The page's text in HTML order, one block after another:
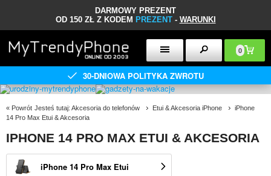
DARMOWY PREZENT
OD 150 ZŁ Z KODEM PREZENT- WARUNKI
0
30-DNIOWA POLITYKA ZWROTU
« Powrót Jesteś tutaj: Akcesoria do telefonów Etui & Akcesoria iPhone
iPhone
14 Pro Max Etui & Akcesoria
IPHONE 14 PRO MAX ETUI & AKCESORIA
iPhone 14 Pro Max Etui